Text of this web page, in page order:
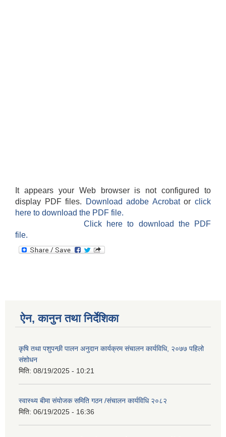
It appears your Web browser is not configured to
display PDF files.
Download adobe Acrobatorclick
here to download the PDF file.
Click here to download the PDF
file.
ऐन, कानुन तथा निर्देशिका
कृषि तथा पशुपन्छी पालन अनुदान कार्यक्रम संचालन कार्यविधि, २०७७ पहिलो
संशोधन
मिति: 08/19/2025 - 10:21
स्वास्थ्य बीमा संयोजक समिति गठन /संचालन कार्यविधि २०८२
मिति: 06/19/2025 - 16:36